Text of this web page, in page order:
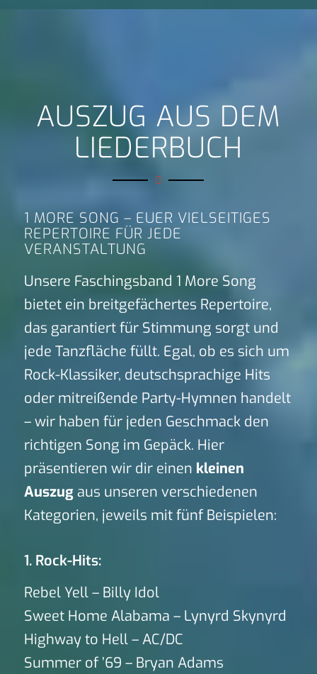
AUSZUG AUS DEM
LIEDERBUCH
1 MORE SONG – EUER VIELSEITIGES
REPERTOIRE FÜR JEDE
VERANSTALTUNG
Unsere Faschingsband 1 More Song
bietet ein breitgefächertes Repertoire,
das garantiert für Stimmung sorgt und
jede Tanzfläche füllt. Egal, ob es sich um
Rock-Klassiker, deutschsprachige Hits
oder mitreißende Party-Hymnen handelt
– wir haben für jeden Geschmack den
richtigen Song im Gepäck. Hier
präsentieren wir dir einen kleinen
Auszugaus unseren verschiedenen
Kategorien, jeweils mit fünf Beispielen:
1. Rock-Hits:
Rebel Yell – Billy Idol
Sweet Home Alabama – Lynyrd Skynyrd
Highway to Hell – AC/DC
Summer of ’69 – Bryan Adams